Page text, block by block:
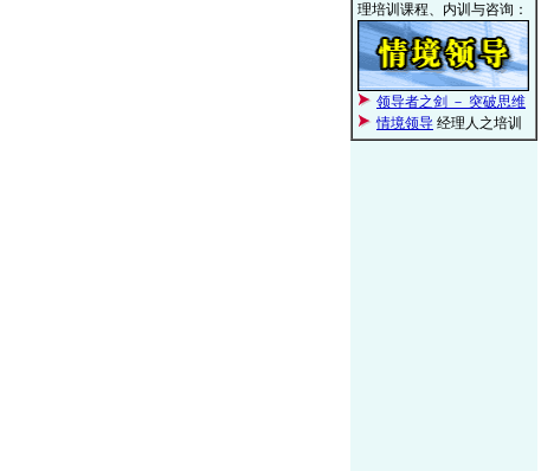
理培训课程、内训与咨询：
领导者之剑 － 突破思维
情境领导 经理人之培训